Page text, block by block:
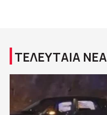
ΤΕΛΕΥΤΑΙΑ ΝΕΑ